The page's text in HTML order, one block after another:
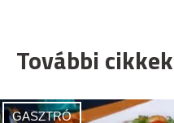
További cikkek
GASZTRÓ